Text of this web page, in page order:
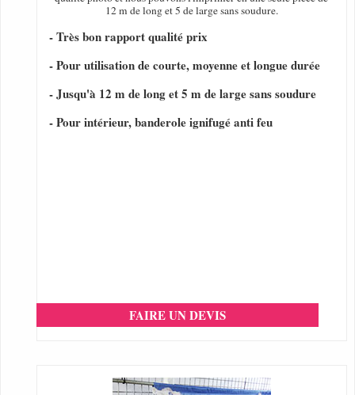
12 m de long et 5 de large sans soudure.
- Très bon rapport qualité prix
- Pour utilisation de courte, moyenne et longue durée
- Jusqu'à 12 m de long et 5 m de large sans soudure
- Pour intérieur, banderole ignifugé anti feu
FAIRE UN DEVIS